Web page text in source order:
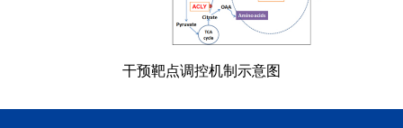
干预靶点调控机制示意图